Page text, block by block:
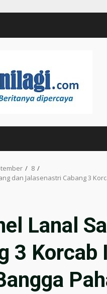
8
dan Jalasenastri Cabang 3
Lanal
3